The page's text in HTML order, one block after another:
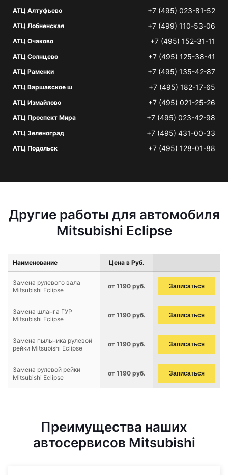
АТЦ Алтуфьево +7 (495) 023-81-52
АТЦ Лобненская +7 (499) 110-53-06
АТЦ Очаково +7 (495) 152-31-11
АТЦ Солнцево +7 (495) 125-38-41
АТЦ Раменки +7 (495) 135-42-87
АТЦ Варшавское ш +7 (495) 182-17-65
АТЦ Измайлово +7 (495) 021-25-26
АТЦ Проспект Мира +7 (495) 023-42-98
АТЦ Зеленоград +7 (495) 431-00-33
АТЦ Подольск +7 (495) 128-01-88
Другие работы для автомобиля
Mitsubishi Eclipse
Наименование Цена в Руб.
Замена рулевого вала
Mitsubishi Eclipse
от 1190 руб. Записаться
Замена шланга ГУР
Mitsubishi Eclipse
от 1190 руб. Записаться
Замена пыльника рулевой
рейки Mitsubishi Eclipse
от 1190 руб. Записаться
Замена рулевой рейки
Mitsubishi Eclipse
от 1190 руб. Записаться
Преимущества наших
автосервисов Mitsubishi